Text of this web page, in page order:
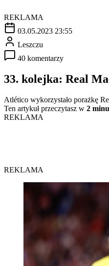
REKLAMA
03.05.2023 23:55
Leszczu
40 komentarzy
33. kolejka: Real
Atlético wykorzystało porażkę
Ten artykuł przeczytasz w 2
REKLAMA
REKLAMA